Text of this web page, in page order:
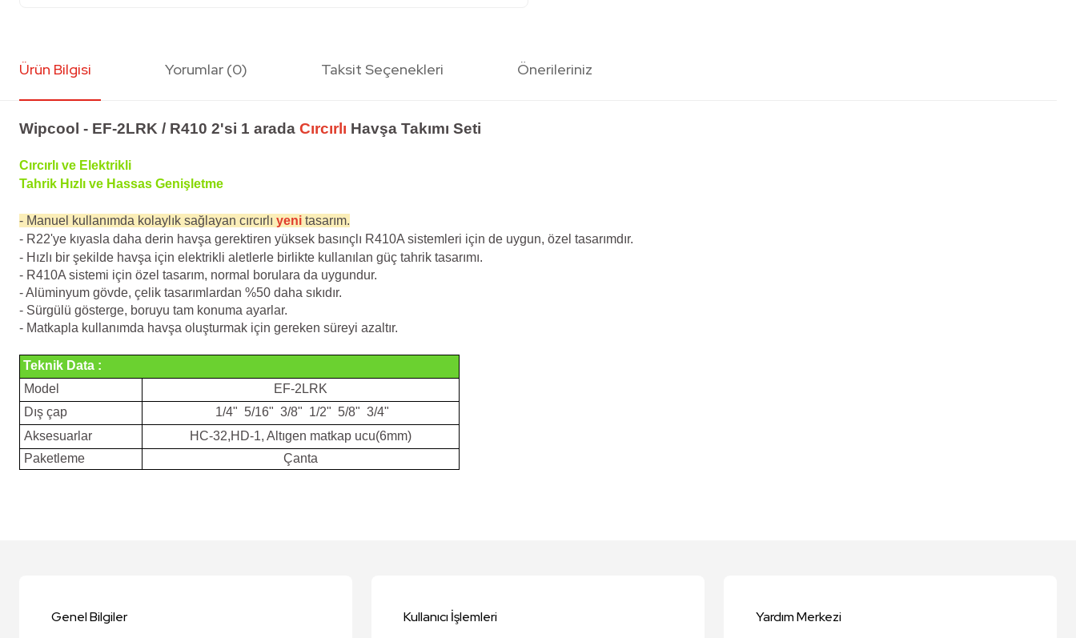
Ürün Bilgisi Yorumlar (0) Taksit Seçenekleri Önerileriniz
Wipcool - EF-2LRK / R410 2'si 1 arada Cırcırlı Havşa Takımı Seti
Cırcırlı ve Elektrikli
Tahrik Hızlı ve Hassas Genişletme
- Manuel kullanımda kolaylık sağlayan cırcırlı yeni tasarım.
- R22'ye kıyasla daha derin havşa gerektiren yüksek basınçlı R410A sistemleri için de uygun, özel tasarımdır.
- Hızlı bir şekilde havşa için elektrikli aletlerle birlikte kullanılan güç tahrik tasarımı.
- R410A sistemi için özel tasarım, normal borulara da uygundur.
- Alüminyum gövde, çelik tasarımlardan %50 daha sıkıdır.
- Sürgülü gösterge, boruyu tam konuma ayarlar.
- Matkapla kullanımda havşa oluşturmak için gereken süreyi azaltır.
Teknik Data :
Model
EF-2LRK
Dış çap
1/4" 5/16" 3/8" 1/2" 5/8" 3/4"
Aksesuarlar
HC-32,HD-1, Altıgen matkap ucu(6mm)
Paketleme
Çanta
Genel Bilgiler Kullanıcı İşlemleri Yardım Merkezi